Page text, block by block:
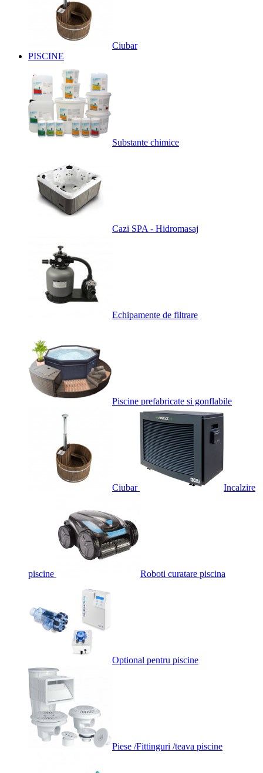
Ciubar
PISCINE
Substante chimice
Cazi SPA - Hidromasaj
Echipamente de filtrare
Piscine prefabricate si gonflabile
Ciubar Incalzire
piscine Roboti curatare piscina
Optional pentru piscine
Piese /Fittinguri /teava piscine